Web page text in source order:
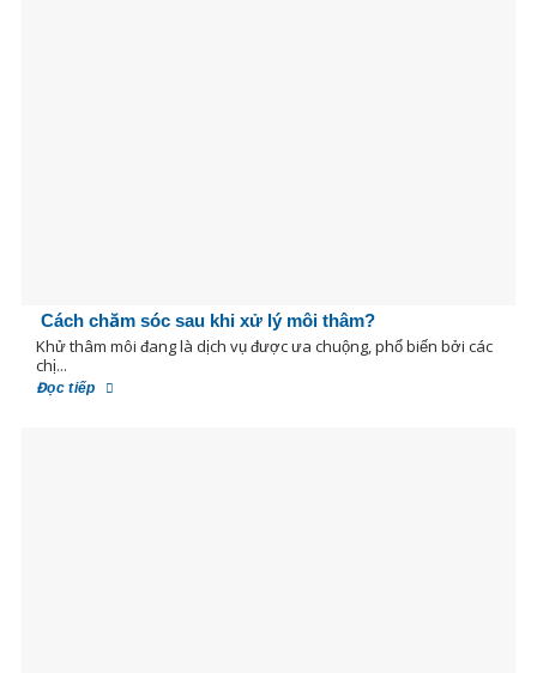
Cách chăm sóc sau khi xử lý môi thâm?
Khử thâm môi đang là dịch vụ được ưa chuộng, phổ biến bởi các
chị...
Đọc tiếp